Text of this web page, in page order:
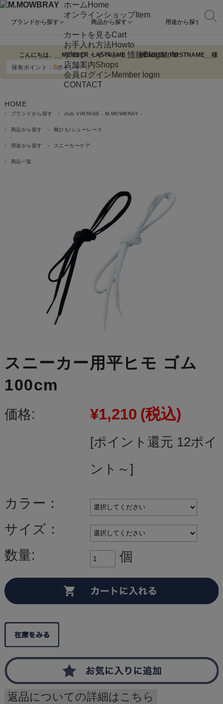
ホーム Home
オンラインショップItem
カートを見るCart
お手入れ方法Howto
ブログ・イベント情報Blog&Info
店舗案内Shops
会員ログインMember login
CONTACT
ブランドから探す 商品から探す 用途から探す
こんにちは、 __MEMBER_LASTNAME____MEMBER_FIRSTNAME__ 様
保有ポイント：0ポイント
HOME
ブランドから探す club VINTAGE - M.MOWBRAY -
商品から探す 靴ひも/シューレース
用途から探す スニーカーケア
商品一覧
スニーカー用平ヒモ ゴム
100cm
価格: ¥1,210 (税込)
[ポイント還元 12ポイ
ント～]
カラー：
サイズ：
数量:
個
返品についての詳細はこちら